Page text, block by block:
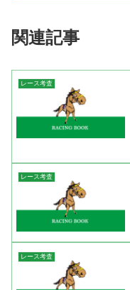
関連記事
レース考査
レース考査
レース考査